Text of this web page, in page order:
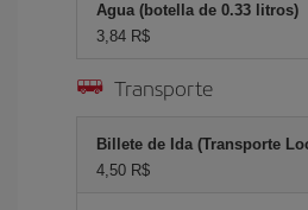
Agua (botella de 0.33 litros)
3,84 R$
Transporte
Billete de Ida (Transporte
4,50 R$